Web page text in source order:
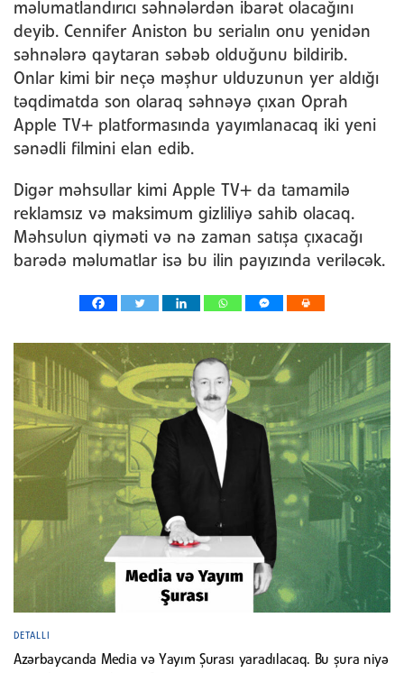
məlumatlandırıcı səhnələrdən ibarət olacağını
deyib. Cennifer Aniston bu serialın onu yenidən
səhnələrə qaytaran səbəb olduğunu bildirib.
Onlar kimi bir neçə məşhur ulduzunun yer aldığı
təqdimatda son olaraq səhnəyə çıxan Oprah
Apple TV+ platformasında yayımlanacaq iki yeni
sənədli filmini elan edib.
Digər məhsullar kimi Apple TV+ da tamamilə
reklamsız və maksimum gizliliyə sahib olacaq.
Məhsulun qiyməti və nə zaman satışa çıxacağı
barədə məlumatlar isə bu ilin payızında veriləcək.
DETALLI
Azərbaycanda Media və Yayım Şurası yaradılacaq. Bu şura niyə